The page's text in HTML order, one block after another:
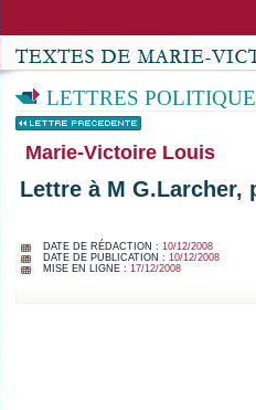
LETTRES
Marie-Victoire Louis
Lettre à M G.Larcher,
DATE DE RÉDACTION : 10/12/2008
DATE DE PUBLICATION : 10/12/2008
MISE EN LIGNE : 17/12/2008